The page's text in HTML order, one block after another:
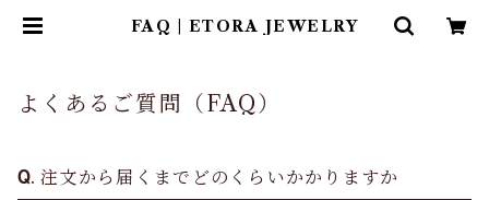
FAQ | ETORA JEWELRY
よくあるご質問（FAQ）
注文から届くまでどのくらいかかりますか